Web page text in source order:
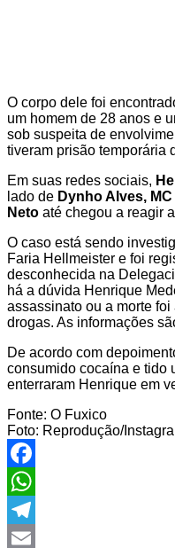
O corpo dele foi
um homem de 28 anos e
sob suspeita de
tiveram prisão temporária
Em suas redes sociais,
lado de Dynho Alves,
Neto até chegou a reagir
O caso está sendo
Faria Hellmeister e foi
desconhecida na
há a dúvida Henrique
assassinato ou a morte
drogas. As informações
De acordo com
consumido cocaína e tido
enterraram Henrique em
Fonte: O Fuxico
Foto: Reprodução/
Facebook
WhatsApp
Telegram